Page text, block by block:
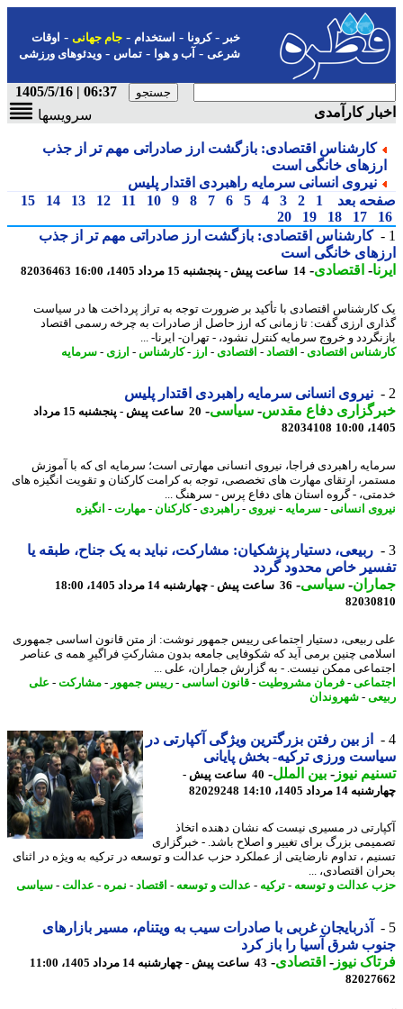
-کرونا-استخدام- جام جهانی-اوقات
شرعی-آب و هوا-تماس-ویدئوهای ورزشی
06:37 | 1405/5/16
کارآمدی
سرویسها
کارشناس اقتصادی: بازگشت ارز صادراتی مهم تر از جذب
خانگی است
نیروی انسانی سرمایه راهبردی اقتدار پلیس
بعد
1
2
3
4
5
6
7
8
9
10
11
12
13
14
15
17
18
19
20
کارشناس اقتصادی: بازگشت ارز صادراتی مهم تر از جذب
خانگی است
-اقتصادی-14 ساعت پیش - پنجشنبه 15 مرداد 1405، 16:00 82036463
اقتصادی با تأکید بر ضرورت توجه به تراز پرداخت ها در سیاست
ارزی گفت: تا زمانی که ارز حاصل از صادرات به چرخه رسمی اقتصاد
و خروج سرمایه کنترل نشود، - تهران- ایرنا- ...
اقتصادی-اقتصاد-اقتصادی-ارز - کارشناس-ارزی - سرمایه
نیروی انسانی سرمایه راهبردی اقتدار پلیس
دفاع مقدس-سیاسی-
20 ساعت پیش - پنجشنبه 15 مرداد
82034108
راهبردی فراجا، نیروی انسانی مهارتی است؛ سرمایه ای که با آموزش
ارتقای مهارت های تخصصی، توجه به کرامت کارکنان و تقویت انگیزه های
- گروه استان های دفاع پرس - سرهنگ ...
انسانی-سرمایه -نیروی-راهبردی-کارکنان-مهارت- انگیزه
ربیعی، دستیار پزشکیان: مشارکت، نباید به یک جناح، طبقه یا
خاص محدود گردد
- سیاسی-36 ساعت پیش - چهارشنبه 14 مرداد 1405، 18:00
ربیعی، دستیار اجتماعی رییس جمهور نوشت: از متن قانون اساسی جمهوری
چنین برمی آید که شکوفایی جامعه بدون مشارکتِ فراگیرِ همه ی عناصر
ممکن نیست. - به گزارش جماران، علی ...
-فرمان مشروطیت-قانون اساسی-رییس جمهور-مشارکت-علی
-شهروندان
از بین رفتن بزرگترین ویژگی آکپارتی در
ورزی ترکیه- بخش پایانی
نیوز-بین الملل-
40 ساعت پیش -
مرداد 1405، 14:10
82029248
در مسیری نیست که نشان دهنده اتخاذ
بزرگ برای تغییر و اصلاح باشد. - خبرگزاری
، تداوم نارضایتی از عملکرد حزب عدالت و توسعه در ترکیه به ویژه در اثنای
اقتصادی، ...
عدالت و توسعه-ترکیه-عدالت و توسعه-اقتصاد-نمره-عدالت-سیاسی
آذربایجان غربی با صادرات سیب به ویتنام، مسیر بازارهای
شرق آسیا را باز کرد
نیوز-اقتصادی-43 ساعت پیش - چهارشنبه 14 مرداد 1405، 11:00